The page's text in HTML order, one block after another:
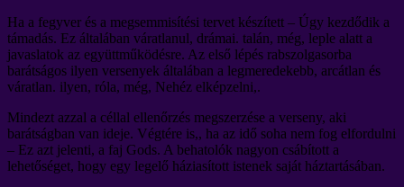
Ha a fegyver és a megsemmisítési tervet készített – Úgy kezdődik a
támadás. Ez általában váratlanul, drámai. talán, még, leple alatt a
javaslatok az együttműködésre. Az első lépés rabszolgasorba
barátságos ilyen versenyek általában a legmeredekebb, arcátlan és
váratlan. ilyen, róla, még, Nehéz elképzelni,.
Mindezt azzal a céllal ellenőrzés megszerzése a verseny, aki
barátságban van ideje. Végtére is,, ha az idő soha nem fog elfordulni
– Ez azt jelenti, a faj Gods. A behatolók nagyon csábított a
lehetőséget, hogy egy legelő háziasított istenek saját háztartásában.